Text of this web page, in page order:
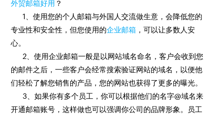
外贸邮箱好用 ？
1、使用您的个人邮箱与外国人交流做生意，会降低您的
专业性和安全性，但您使用的企业邮箱 ，可以让多数人安
心。
2、使用企业邮箱一般是以网站域名命名，客户会收到您
的邮件之后，一些客户会经常搜索验证网站的域名，以便他
们轻松了解您销售的产品，您的网站也获得了更多的曝光。
3、如果你有多个员工，你可以根据他们的名字@域名来
开通邮箱账号，这样做也可以强调你公司的品牌形象。员工